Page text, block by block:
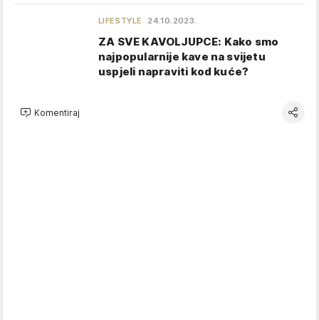
LIFESTYLE 24.10.2023.
ZA SVE KAVOLJUPCE: Kako smo
najpopularnije kave na svijetu
uspjeli napraviti kod kuće?
Komentiraj